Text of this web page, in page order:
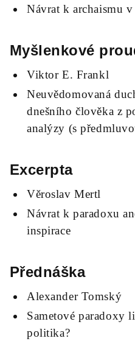
Návrat k archaismu v
Myšlenkové
Viktor E. Frankl
Neuvědomovaná
dnešního člověka z
analýzy (s
Excerpta
Věroslav Mertl
Návrat k paradoxu
inspirace
Přednáška
Alexander Tomský
Sametové paradoxy
politika?